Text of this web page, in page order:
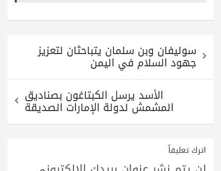
المقالات
سوليفان وبن سلمان يتباحثان لتعزيز
جهود السلام في اليمن
الأسد يرسل الكبتاغون بصناديق
المشمش لدولة الإمارات الصديقة
اترك تعليقاً